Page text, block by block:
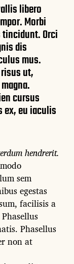
libero
Morbi
Orci
dis
mus.
ut,
cursus
ex, eu iaculis
hendrerit.
sem
egestas
facilisis a
Phasellus
non at